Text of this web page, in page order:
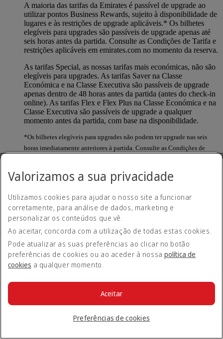
A maioria das tarifas da Emirates é passível de upgrade ao
utilizar pontos Business Rewards, sujeito à disponibilidade de
lugares e às restrições de upgrade aplicáveis.* Os bilhetes
elegíveis para upgrades são passíveis de upgrade apenas até
seis horas antes da partida. Consulte as Condições de Tarifa e
restrições aplicáveis em emirates.com no momento da reserva.
As tarifas Special, as nossas tarifas mais económicas, não são
elegíveis para upgrades. As tarifas Saver na Classe
Económica e na Classe Executiva são passíveis de upgrade
apenas dentro de 48 horas antes da partida (antes do check-in
online). As tarifas Flex e Flex Plus na Classe Económica e na
Classe Executiva são passíveis de upgrade a qualquer
momento antes da partida, com base na disponibilidade.
*Os bilhetes elegíveis para upgrades não podem ter upgrade nas seis
horas imediatamente anteriores à partida. Consulte as Condições de
passageiros da reserva ou posso fazer para
apenas um?
Deverá fazer upgrade para todos os passageiros na reserva.
Onde posso saber quantos Pontos são
necessários para fazer o upgrade de um voo?
O número de Pontos necessários para um Upgrade de Prémio
necessários para fazer um upgrade de uma viagem específica
Valorizamos a sua privacidade
Utilizamos cookies para ajudar o nosso site a funcionar
corretamente, para análise de dados, marketing e
personalizar os conteúdos que vê.
Ao aceitar, concorda com a utilização de todas estas cookies.
Pode atualizar as suas preferências ao clicar no botão
preferências de cookies ou ao aceder à nossapolítica de
cookies a qualquer momento.
Preferências de cookies
Aceitar